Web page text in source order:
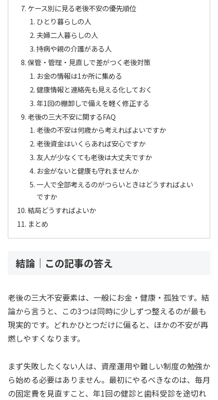
ケース別に見る老後不安の優先順位
ひとり暮らしの人
夫婦二人暮らしの人
持病や親の介護がある人
保管・管理・見直しで差がつく老後対策
お金の情報は1か所に集める
健康情報と連絡先も見える化しておく
年1回の棚卸しで備えを軽く修正する
老後の三大不安に関するFAQ
老後の不安は何歳から考えればよいですか
老後資金はいくらあれば安心ですか
友人が少なくても老後は大丈夫ですか
お金がないと健康も守れませんか
一人で全部考えるのがつらいときはどうすればよい
ですか
結局どうすればよいか
まとめ
結論｜この記事の答え
老後の三大不安要素は、一般にお金・健康・孤独です。結
論から言うと、この3つは同時に少しずつ整えるのが最も
現実的です。どれかひとつだけに偏ると、ほかの不安が再
燃しやすくなります。
まず失敗したくない人は、資産運用や難しい制度の勉強か
ら始める必要はありません。最初にやるべきなのは、毎月
の固定費を見直すこと、年1回の健診と歯科受診を途切れ